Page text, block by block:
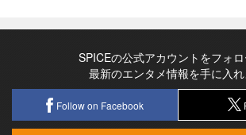
SPICEの公式アカウントをフォ
最新のエンタメ情報を手に入れ
Follow on Facebook